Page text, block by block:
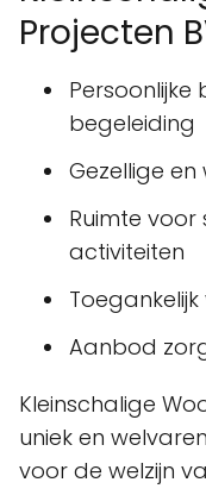
Projecten
Persoonlijke
begeleiding
Gezellige
Ruimte
activiteiten
Aanbod
Kleinschalige
uniek en
voor de welzijn